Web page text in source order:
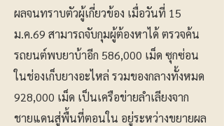
ผลจนทราบตัวผู้เกี่ยวข้อง เมื่อวันที่ 15
ม.ค.69 สามารถจับกุมผู้ต้องหาได้ ตรวจค้น
รถยนต์พบยาบ้าอีก 586,000 เม็ด ซุกซ่อน
ในช่องเก็บยางอะไหล่ รวมของกลางทั้งหมด
928,000 เม็ด เป็นเครือข่ายลำเลียงจาก
ชายแดนสู่พื้นที่ตอนใน อยู่ระหว่างขยายผล